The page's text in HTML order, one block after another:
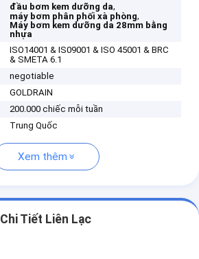
đầu bơm kem dưỡng da,
máy bơm phân phối xà phòng,
Máy bơm kem dưỡng da 28mm bằng
nhựa
ISO14001 & IS09001 & ISO 45001 & BRC
& SMETA 6.1
negotiable
GOLDRAIN
200.000 chiếc mỗi tuần
Trung Quốc
Xem thêm
Chi Tiết Liên Lạc